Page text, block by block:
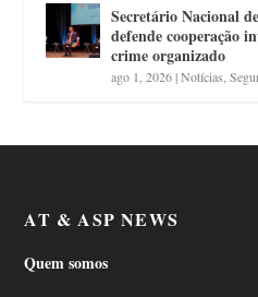
Secretário Nacional
defende cooperação
crime organizado
ago 1, 2026|Notícias ,
AT & ASP NEWS
Quem somos